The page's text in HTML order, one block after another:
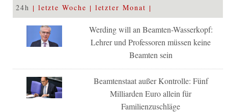
24h letzte Woche letzter Monat
Werding will an Beamten-Wasserkopf:
Lehrer und Professoren müssen keine
Beamten sein
Beamtenstaat außer Kontrolle: Fünf
Milliarden Euro allein für
Familienzuschläge